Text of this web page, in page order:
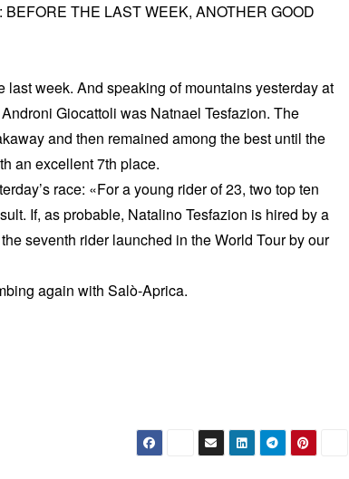
THE LAST WEEK, ANOTHER GOOD
last week. And speaking of mountains yesterday at
Giocattoli was Natnael Tesfazion. The
and then remained among the best until the
an excellent 7th place.
race: «For a young rider of 23, two top ten
If, as probable, Natalino Tesfazion is hired by a
seventh rider launched in the World Tour by our
again with Salò-Aprica.